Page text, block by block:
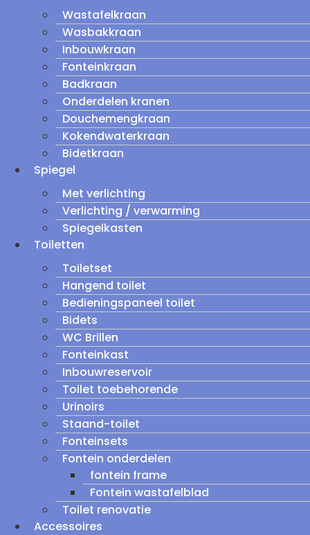
Wastafelkraan
Wasbakkraan
Inbouwkraan
Fonteinkraan
Badkraan
Onderdelen kranen
Douchemengkraan
Kokendwaterkraan
Bidetkraan
Spiegel
Met verlichting
Verlichting / verwarming
Spiegelkasten
Toiletten
Toiletset
Hangend toilet
Bedieningspaneel toilet
Bidets
WC Brillen
Fonteinkast
Inbouwreservoir
Toilet toebehorende
Urinoirs
Staand-toilet
Fonteinsets
Fontein onderdelen
fontein frame
Fontein wastafelblad
Toilet renovatie
Accessoires